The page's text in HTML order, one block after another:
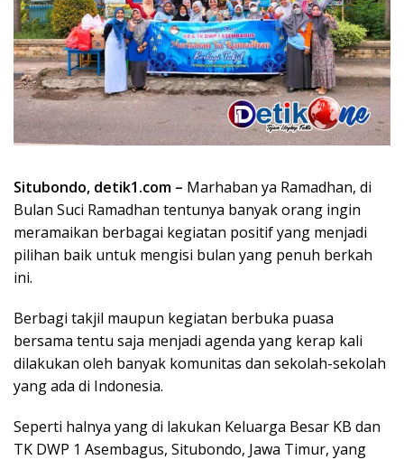
Situbondo, detik1.com – Marhaban ya Ramadhan, di
Bulan Suci Ramadhan tentunya banyak orang ingin
meramaikan berbagai kegiatan positif yang menjadi
pilihan baik untuk mengisi bulan yang penuh berkah
ini.
Berbagi takjil maupun kegiatan berbuka puasa
bersama tentu saja menjadi agenda yang kerap kali
dilakukan oleh banyak komunitas dan sekolah-sekolah
yang ada di Indonesia.
Seperti halnya yang di lakukan Keluarga Besar KB dan
TK DWP 1 Asembagus, Situbondo, Jawa Timur, yang